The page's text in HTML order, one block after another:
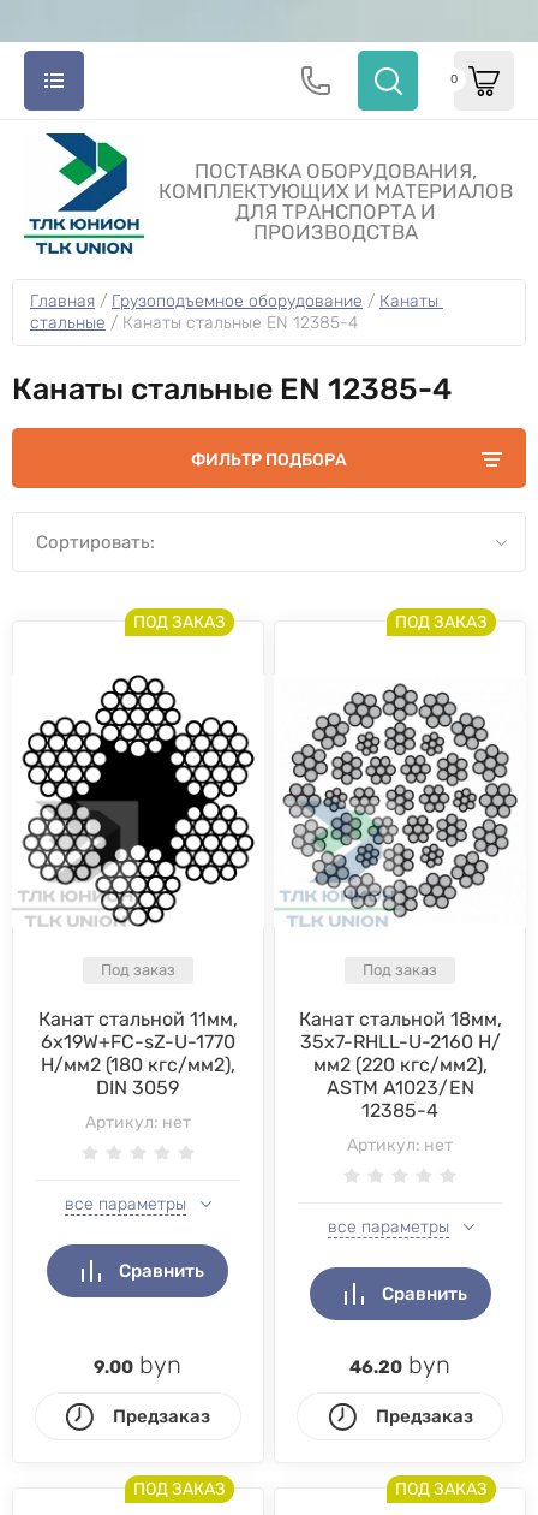
ПОСТАВКА ОБОРУДОВАНИЯ,
КОМПЛЕКТУЮЩИХ И МАТЕРИАЛОВ
ДЛЯ ТРАНСПОРТА И
ПРОИЗВОДСТВА
0
Главная / Грузоподъемное оборудование / Канаты
стальные / Канаты стальные EN 12385-4
Канаты стальные EN 12385-4
ФИЛЬТР ПОДБОРА
Сортировать:
ПОД ЗАКАЗ
Под заказ
Канат стальной 11мм,
6x19W+FC-sZ-U-1770
Н/мм2 (180 кгс/мм2),
DIN 3059
Артикул: нет
все параметры
Сравнить
9.00 byn
Предзаказ
ПОД ЗАКАЗ
Под заказ
Канат стальной 18мм,
35х7-RHLL-U-2160 Н/
мм2 (220 кгс/мм2),
ASTM A1023/EN
12385-4
Артикул: нет
все параметры
Сравнить
46.20 byn
Предзаказ
ПОД ЗАКАЗ ПОД ЗАКАЗ